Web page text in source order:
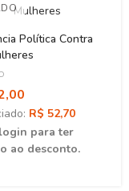
Política Contra
R$ 52,70
para ter
ao desconto.